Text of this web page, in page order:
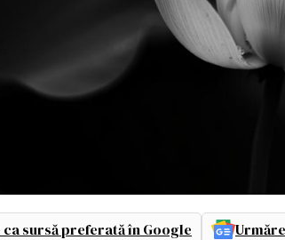
ca sursă preferată în Google